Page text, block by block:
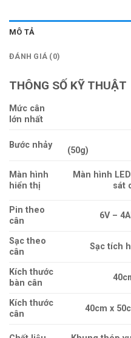
MÔ TẢ
ĐÁNH GIÁ (0)
THÔNG SỐ KỸ THUẬT
Mức cân
lớn nhất
Bước nhảy
d=
(50g)
Màn hình
hiển thị
Màn hình
sát
Pin theo
cân
6V –
Sạc theo
cân
Sạc tích
Kích thước
bàn cân
Kích thước
cân
40cm x